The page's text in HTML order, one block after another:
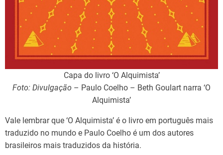
Capa do livro ‘O Alquimista’
Foto: Divulgação – Paulo Coelho – Beth Goulart narra ‘O
Alquimista’
Vale lembrar que ‘O Alquimista’ é o livro em português mais
traduzido no mundo e Paulo Coelho é um dos autores
brasileiros mais traduzidos da história.